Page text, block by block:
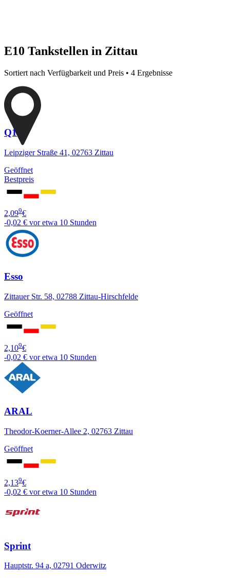
E10 Tankstellen in Zittau
Sortiert nach Verfügbarkeit und Preis • 4 Ergebnisse
Q1
Leipziger Straße 41, 02763 Zittau
Geöffnet
Bestpreis
2,099€
-0,02 € vor etwa 10 Stunden
Esso
Zittauer Str. 58, 02788 Zittau-Hirschfelde
Geöffnet
2,109€
-0,02 € vor etwa 10 Stunden
ARAL
Theodor-Koerner-Allee 2, 02763 Zittau
Geöffnet
2,139€
-0,02 € vor etwa 10 Stunden
Sprint
Hauptstr. 94 a, 02791 Oderwitz